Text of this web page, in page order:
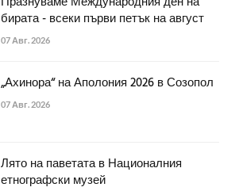
бирата - всеки първи петък на август
07 Авг. 2026
„Ахинора“ на Аполония 2026 в Созопол
07 Авг. 2026
Лято на паветата в Националния
етнографски музей